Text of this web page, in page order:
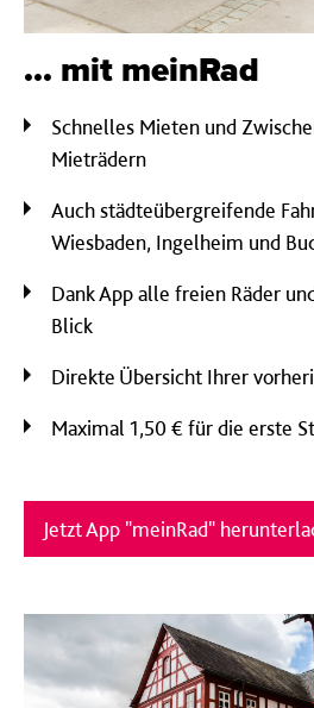
... mit meinRad
Schnelles Mieten und
Mieträdern
Auch städteübergreifende
Wiesbaden, Ingelheim und
Dank App alle freien Räder
Blick
Direkte Übersicht Ihrer
Maximal 1,50 € für die erste
Jetzt App "meinRad"